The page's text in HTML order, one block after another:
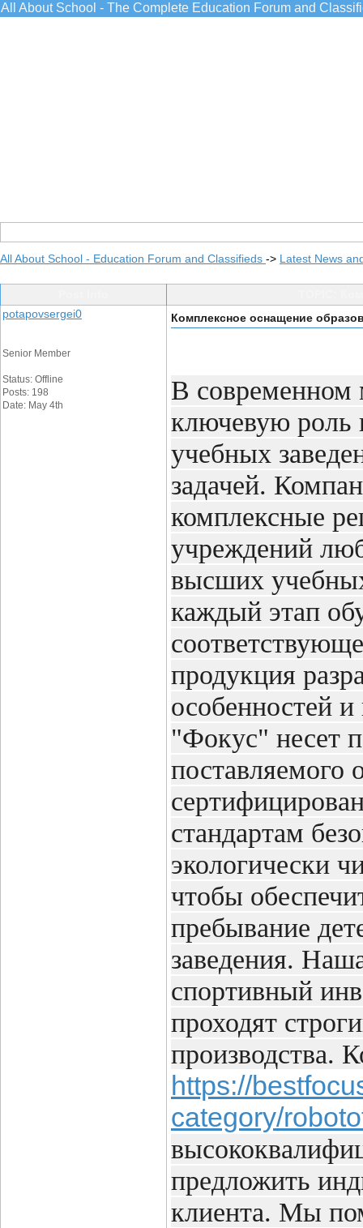
All About School - The Complete Education Forum and
All About School - Education Forum and Classifieds -> Latest News
potapovsergei0
Senior Member
Status: Offline
Posts: 198
Date: May 4th
Комплексное оснащение
В современном
ключевую роль
учебных
задачей.
комплексные
учреждений
высших
каждый этап
продукция
особенностей
"Фокус" несет
поставляемого
стандартам
экологически
чтобы
пребывание
заведения.
спортивный
проходят
производства.
https://
category/
предложить
клиента. Мы